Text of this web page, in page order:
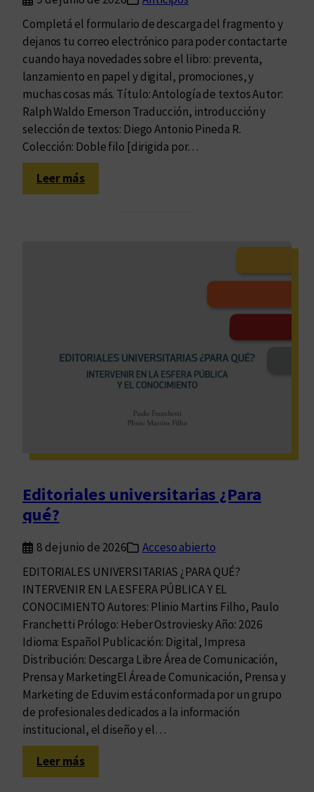
a
p
i
t
a
l
s
m
o
?
Completá el formulario de descarga del fragmento y
dejanos tu correo electrónico para poder contactarte
cuando haya novedades sobre el libro: preventa,
lanzamiento en papel y digital, promociones, y
muchas cosas más. Título: Antología de textos Autor:
Ralph Waldo Emerson Traducción, introducción y
selección de textos: Diego Antonio Pineda R.
Colección: Doble filo [dirigida por…
Leer más:
A
d
e
o
Editoriales universitarias ¿Para
qué?
8 de junio de 2026
Acceso abierto
EDITORIALES UNIVERSITARIAS ¿PARA QUÉ?
INTERVENIR EN LA ESFERA PÚBLICA Y EL
CONOCIMIENTO Autores: Plinio Martins Filho, Paulo
Franchetti Prólogo: Heber Ostroviesky Año: 2026
Idioma: Español Publicación: Digital, Impresa
Distribución: Descarga Libre Área de Comunicación,
Prensa y MarketingEl Área de Comunicación, Prensa y
Marketing de Eduvim está conformada por un grupo
de profesionales dedicados a la información
institucional, el diseño y el…
Leer más:
E